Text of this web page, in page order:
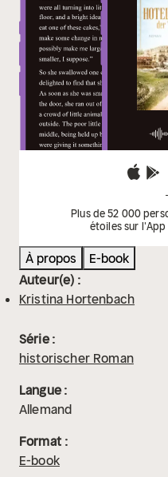
Plus de 52 000
étoiles sur l'App
À propos
E-book
Auteur(e) :
Kristina Hortenbach
Série :
historischer Roman
Langue :
Allemand
Format :
E-book